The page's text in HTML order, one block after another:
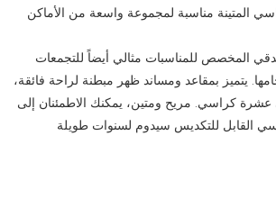
المخصص للمناسبات مثالي أيضاً للتجمعات
يتميز بمقاعد ومساند ظهر مبطنة لراحة فائقة،
كراسي. مريح ومتين، يمكنك الاطمئنان إلى